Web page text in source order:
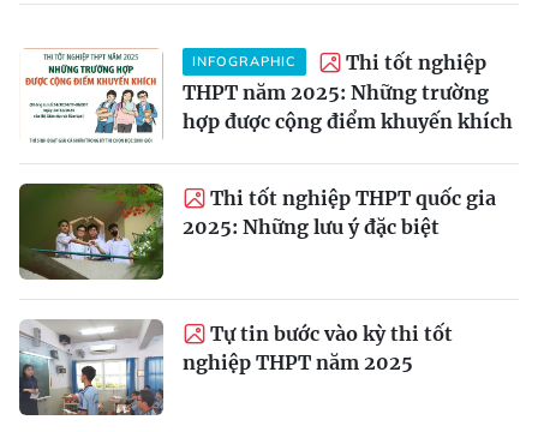
INFOGRAPHIC
Thi tốt nghiệp
THPT năm 2025: Những trường
hợp được cộng điểm khuyến khích
Thi tốt nghiệp THPT quốc gia
2025: Những lưu ý đặc biệt
Tự tin bước vào kỳ thi tốt
nghiệp THPT năm 2025